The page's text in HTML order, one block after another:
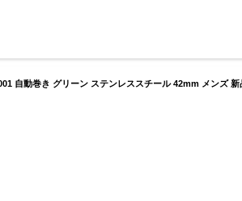
自動巻き グリーン ステンレススチール 42mm メンズ 新